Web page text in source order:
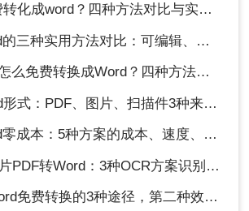
word？四种方法对比与实操指南（附详细表格）
实用方法对比：可编辑、保格式、避风险！
换成Word？四种方法对比与实操指南（附详细表格）!
PDF、图片、扫描件3种来源分别怎么处理！
本：5种方案的成本、速度、精度对比！
转Word：3种OCR方案识别率实测！
费转换的3种途径，第二种效率最高！